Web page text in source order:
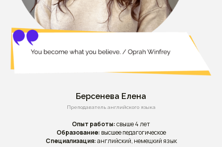
Берсенева Елена
Преподаватель английского языка
Опыт работы:свыше 4 лет
Образование: высшее педагогическое
Специализация:английский, немецкий язык